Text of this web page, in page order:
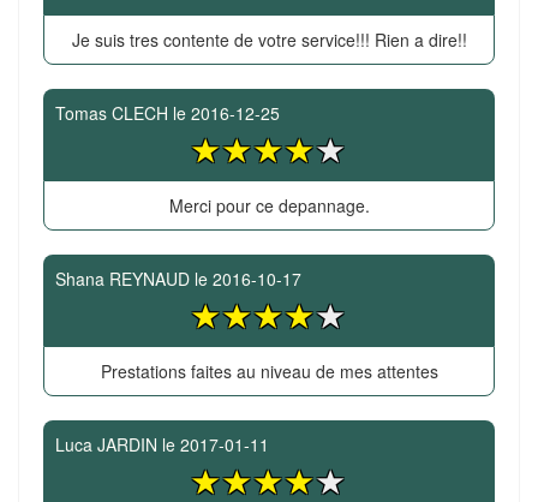
Je suis tres contente de votre service!!! Rien a dire!!
Tomas CLECH le 2016-12-25
Merci pour ce depannage.
Shana REYNAUD le 2016-10-17
Prestations faites au niveau de mes attentes
Luca JARDIN le 2017-01-11